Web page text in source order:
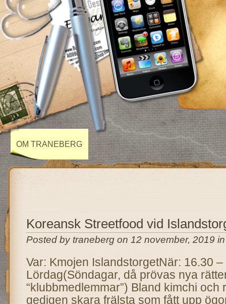
OM TRANEBERG
Koreansk Streetfood vid
Posted by traneberg on 12 november, 2019
Var: Kmojen IslandstorgetNär: 16.30
Lördag(Söndagar, då prövas nya
“klubbmedlemmar”) Bland kimchi och
gedigen skara frälsta som fått upp